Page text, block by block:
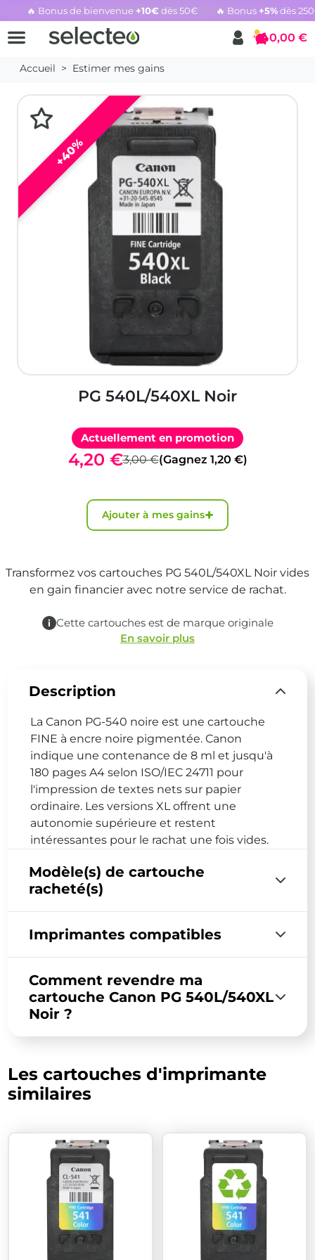
🔥 Bonus de bienvenue +10€ dès 50€ 🔥 Bonus +5%dès
Rachat cartouche vide, voir l'offre promotionnelle
Panier
0,00 €
Accueil Estimer mes gains
+40%
PG 540L/540XL Noir
Actuellement en promotion
4,20 €3,00 €(Gagnez 1,20 €)
Ajouter à mes gains+
Transformez vos cartouches PG 540L/540XL Noir vides
en gain financier avec notre service de rachat.
Cette cartouches est de marque originale
En savoir plus
Description
La Canon PG-540 noire est une cartouche
FINE à encre noire pigmentée. Canon
indique une contenance de 8 ml et jusqu'à
180 pages A4 selon ISO/IEC 24711 pour
l'impression de textes nets sur papier
ordinaire. Les versions XL offrent une
autonomie supérieure et restent
intéressantes pour le rachat une fois vides.
Modèle(s) de cartouche
racheté(s)
Imprimantes compatibles
Comment revendre ma
cartouche Canon PG 540L/540XL
Noir ?
Les cartouches d'imprimante
similaires